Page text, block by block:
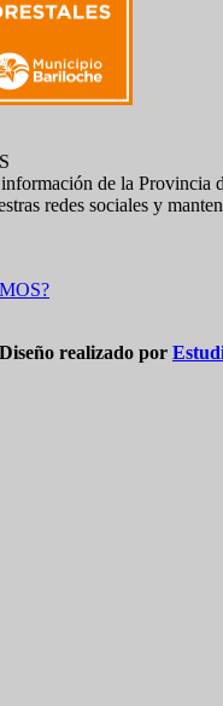
de la Provincia
redes sociales y
realizado por